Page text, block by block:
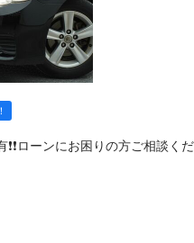
ローンにお困りの方ご相談くださ